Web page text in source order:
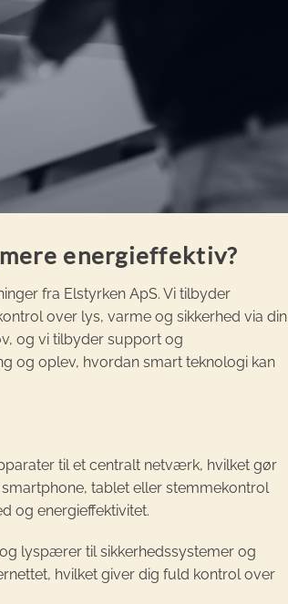
energieffektiv?
fra Elstyrken ApS. Vi tilbyder
over lys, varme og sikkerhed via din
og vi tilbyder support og
og oplev, hvordan smart teknologi kan
til et centralt netværk, hvilket gør
tablet eller stemmekontrol
og energieffektivitet.
lyspærer til sikkerhedssystemer og
hvilket giver dig fuld kontrol over